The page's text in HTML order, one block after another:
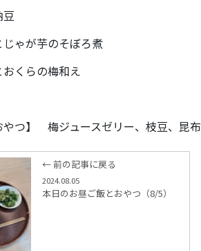
豆
じゃが芋のそぼろ煮
おくらの梅和え
やつ】 梅ジュースゼリー、枝豆、昆布
← 前の記事に戻る
2024.08.05
本日のお昼ご飯とおやつ（8/5）